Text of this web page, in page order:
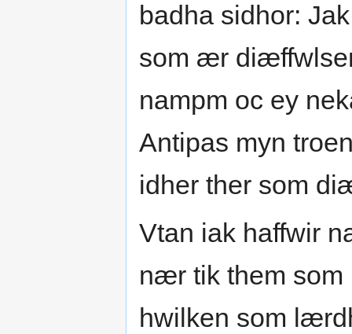
badha sidhor:
som ær
nampm oc ey
Antipas myn
idher ther som
Vtan iak haffwir
nær tik them
hwilken som